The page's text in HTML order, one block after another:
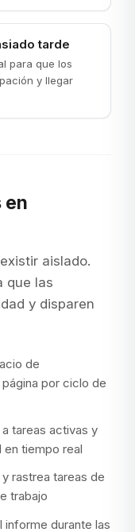
tarde
para que los
y llegar
en
aislado.
que las
y disparen
de
por ciclo de
tareas activas y
en tiempo real
rastrea tareas de
trabajo
durante las